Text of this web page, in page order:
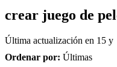
crear juego de
Última actualización en 15 y
Ordenar por: Últimas